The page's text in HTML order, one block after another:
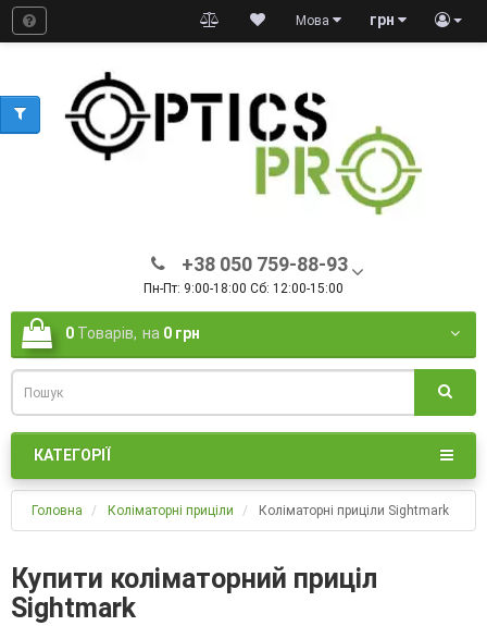
грн
Мова
+38 050 759-88-93
Пн-Пт: 9:00-18:00 Сб: 12:00-15:00
0 Товарів, на 0 грн
КАТЕГОРІЇ
Головна Коліматорні приціли Коліматорні приціли Sightmark
Купити коліматорний приціл
Sightmark